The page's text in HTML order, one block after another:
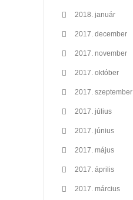
2018. január
2017. december
2017. november
2017. október
2017. szeptember
2017. július
2017. június
2017. május
2017. április
2017. március